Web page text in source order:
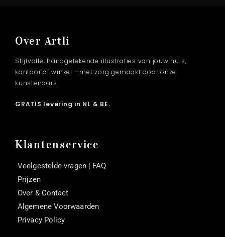
Over Artli
Stijlvolle, handgetekende illustraties van jouw huis,
kantoor of winkel —met zorg gemaakt door onze
kunstenaars.
GRATIS levering in NL & BE.
Klantenservice
Veelgestelde vragen | FAQ
Prijzen
Over & Contact
Algemene Voorwaarden
Privacy Policy